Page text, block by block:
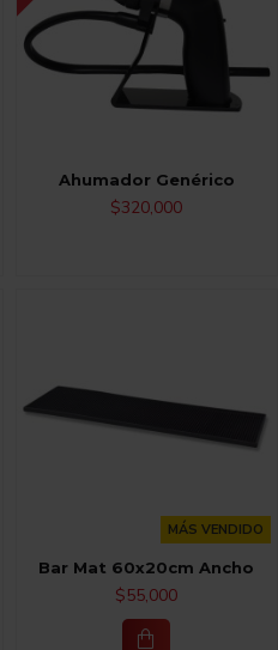
Ahumador Genérico
$320,000
MÁS VENDIDO
Bar Mat 60x20cm Ancho
$55,000